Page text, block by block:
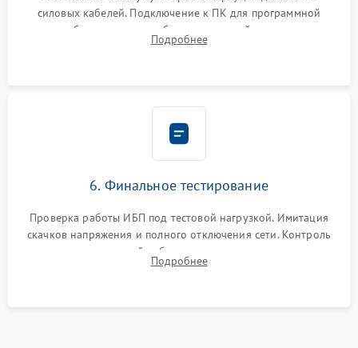
силовых кабелей. Подключение к ПК для программной
калибровки констант батареи, настройки порогов
срабатывания AVR и сброса счетчиков старения АКБ.
Подробнее
6. Финальное тестирование
Проверка работы ИБП под тестовой нагрузкой. Имитация
скачков напряжения и полного отключения сети. Контроль
времени автономной работы, температурного режима и
корректности формы выходного сигнала.
Подробнее